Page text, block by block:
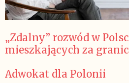
„Zdalny” rozwód w
mieszkających za
Adwokat dla Polonii